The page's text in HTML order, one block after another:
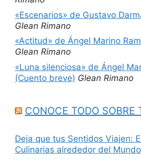
«Escenarios» de Gustavo
Glean Rimano
«Actitud» de Ángel Marino
Glean Rimano
«Luna silenciosa» de Ángel
(Cuento breve) Glean Rimano
CONOCE TODO SOBRE
Deja que tus Sentidos Viajen:
Culinarias alrededor del Mundo